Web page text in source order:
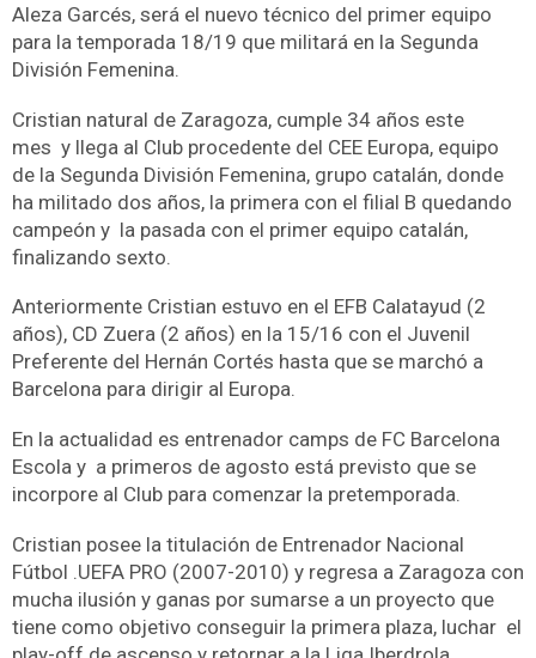
Aleza Garcés, será el nuevo técnico del primer equipo
para la temporada 18/19 que militará en la Segunda
División Femenina.
Cristian natural de Zaragoza, cumple 34 años este
mes y llega al Club procedente del CEE Europa, equipo
de la Segunda División Femenina, grupo catalán, donde
ha militado dos años, la primera con el filial B quedando
campeón y la pasada con el primer equipo catalán,
finalizando sexto.
Anteriormente Cristian estuvo en el EFB Calatayud (2
años), CD Zuera (2 años) en la 15/16 con el Juvenil
Preferente del Hernán Cortés hasta que se marchó a
Barcelona para dirigir al Europa.
En la actualidad es entrenador camps de FC Barcelona
Escola y a primeros de agosto está previsto que se
incorpore al Club para comenzar la pretemporada.
Cristian posee la titulación de Entrenador Nacional
Fútbol .UEFA PRO (2007-2010) y regresa a Zaragoza con
mucha ilusión y ganas por sumarse a un proyecto que
tiene como objetivo conseguir la primera plaza, luchar el